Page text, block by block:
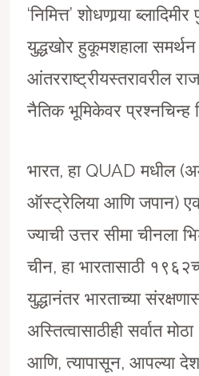
‘निमित्त’ शोधणार्‍या
युद्धखोर हुकूमशहाला
आंतरराष्ट्रीयस्तरावरील
नैतिक भूमिकेवर प्रश्नचिन्ह
भारत, हा QUAD मधील
ऑस्ट्रेलिया आणि जपान)
ज्याची उत्तर सीमा चीनला
चीन, हा भारतासाठी
युद्धानंतर भारताच्या
अस्तित्वासाठीही सर्वात
आणि, त्यापासून, आपल्या